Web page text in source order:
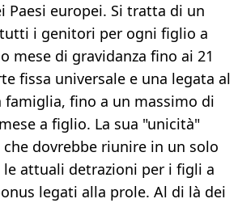
Paesi europei. Si tratta di un
i genitori per ogni figlio a
mese di gravidanza fino ai 21
fissa universale e una legata al
famiglia, fino a un massimo di
a figlio. La sua "unicità"
dovrebbe riunire in un solo
attuali detrazioni per i figli a
legati alla prole. Al di là dei